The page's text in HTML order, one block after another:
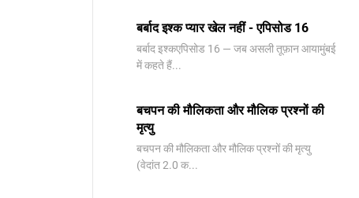
बर्बाद इश्क प्यार खेल नहीं - एपिसोड 16
बर्बाद इश्कएपिसोड 16 — जब असली तूफ़ान आयामुंबई
में कहते हैं...
बचपन की मौलिकता और मौलिक प्रश्नों की
मृत्यु
बचपन की मौलिकता और मौलिक प्रश्नों की मृत्यु ​
(वेदांत 2.0 क...